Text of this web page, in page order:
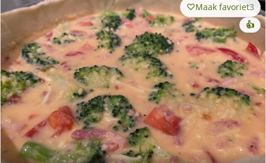
Maak favoriet3
👍